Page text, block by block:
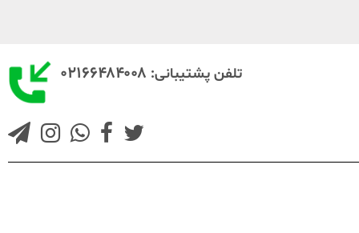
تلفن پشتیبانی: ۰۲۱۶۶۴۸۴۰۰۸